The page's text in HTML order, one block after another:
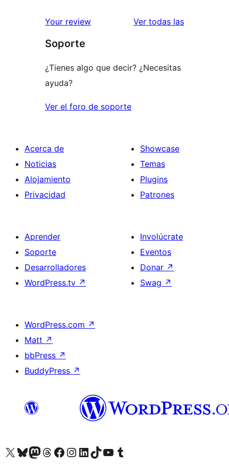
Your review Ver todas lasreseñas
Soporte
¿Tienes algo que decir? ¿Necesitas
ayuda?
Ver el foro de soporte
Acerca de
Noticias
Alojamiento
Privacidad
Showcase
Temas
Plugins
Patrones
Aprender
Soporte
Desarrolladores
WordPress.tv ↗
Involúcrate
Eventos
Donar ↗
Swag ↗
WordPress.com ↗
Matt ↗
bbPress ↗
BuddyPress ↗
Visita nuestra cuenta de X (anteriormente Twitter)
Visita nuestra cuenta de Bluesky
Visita nuestra cuenta de Mastodon
Visita nuestra cuenta de Threads
Visita nuestra página de Facebook
Visita nuestra cuenta de Instagram
Visita nuestra cuenta de LinkedIn
Visita nuestra cuenta de TikTok
Visita nuestro canal de YouTube
Visita nuestra cuenta de Tumblr